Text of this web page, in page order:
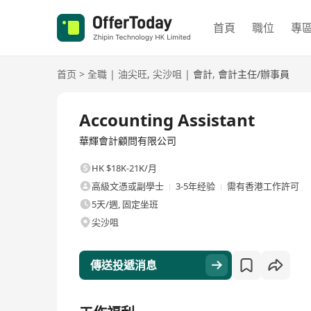
首頁 職位 專
首页 > 全職 | 油尖旺, 尖沙咀 | 會計, 會計主任/辦事員
Accounting Assistant
華輝會計顧問有限公司
HK $18K-21K/月
高級文憑或副學士
3-5年经验
需有香港工作許可
5天/週, 固定坐班
尖沙咀
傳送投遞消息